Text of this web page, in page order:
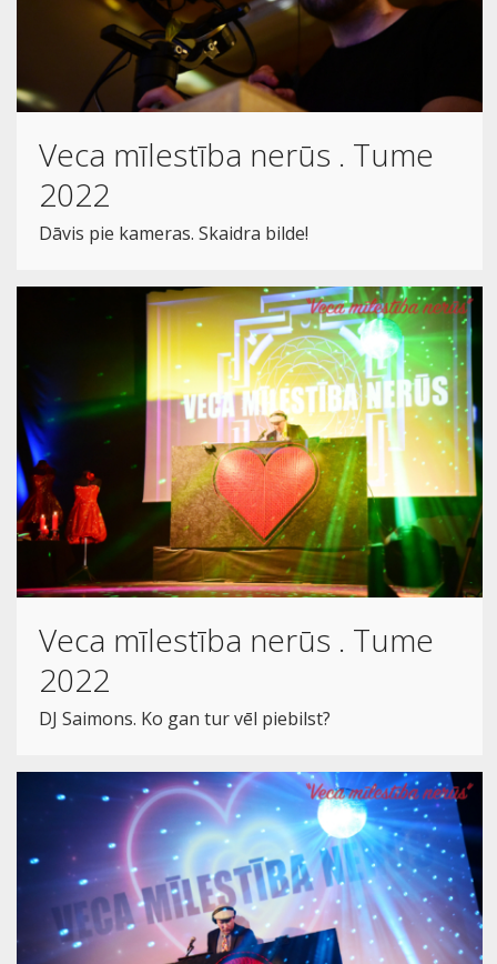
Veca mīlestība nerūs . Tume
2022
Dāvis pie kameras. Skaidra bilde!
Veca mīlestība nerūs . Tume
2022
DJ Saimons. Ko gan tur vēl piebilst?